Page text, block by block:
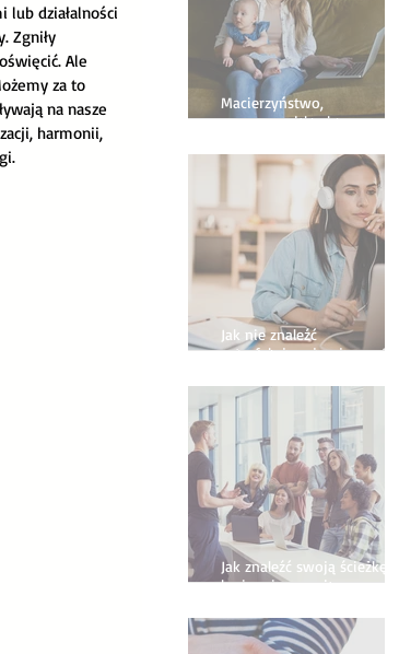
lub działalności
Zgniły
Ale
za to
na nasze
harmonii,
Macierzyństwo,
przeprowadzka, kryzys - jak
pracę?
Jak nie znaleźć
satysfakcjonującej pracy?
- przewodnik krok po kroku
Jak znaleźć swoją ścieżkę
kariery i pracę dopasowaną